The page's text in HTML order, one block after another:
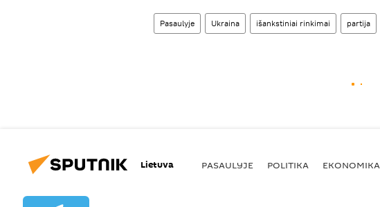
Pasaulyje Ukraina išankstiniai rinkimai partija
Lietuva PASAULYJE POLITIKA EKONOMIKA